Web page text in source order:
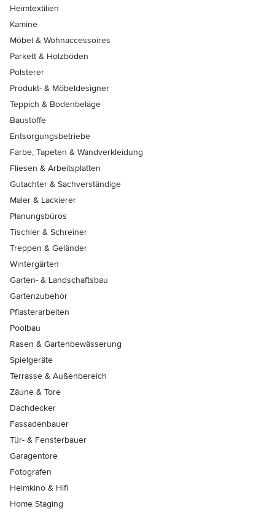
Heimtextilien
Kamine
Möbel & Wohnaccessoires
Parkett & Holzböden
Polsterer
Produkt- & Möbeldesigner
Teppich & Bodenbeläge
Baustoffe
Entsorgungsbetriebe
Farbe, Tapeten & Wandverkleidung
Fliesen & Arbeitsplatten
Gutachter & Sachverständige
Maler & Lackierer
Planungsbüros
Tischler & Schreiner
Treppen & Geländer
Wintergärten
Garten- & Landschaftsbau
Gartenzubehör
Pflasterarbeiten
Poolbau
Rasen & Gartenbewässerung
Spielgeräte
Terrasse & Außenbereich
Zäune & Tore
Dachdecker
Fassadenbauer
Tür- & Fensterbauer
Garagentore
Fotografen
Heimkino & Hifi
Home Staging